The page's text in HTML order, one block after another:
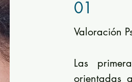
01
Valoración
Las
orientadas